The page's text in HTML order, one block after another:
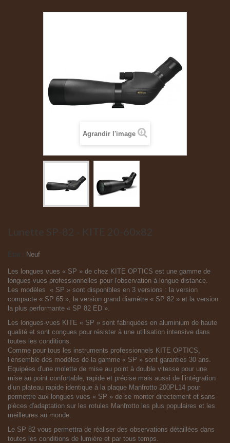
Agrandir l'image
Lunette SP-82 - KITE 20-60x82
Neuf
Les longues vues « SP » de chez KITE OPTICS est une gamme de
longues vues professionnelles pour l'observation à longue distance.
Les modèles « SP » sont disponibles en 3 versions : la version
compacte « SP 65 », la version grand diamètre « SP 82 » et la version
la plus performante « SP 82 ED ».
Les longues-vues KITE « SP » sont fabriquées en aluminium de haute
qualité et sont conçues pour résister à une utilisation intensive dans
toutes les conditions.
Comme pour tous les instruments professionnels KITE OPTICS,
l’ensemble des modèles de la gamme « SP » sont garanties 30 ans.
Equipées d'une molette de mise au point à double vitesse pour une
mise au point confortable, rapide et précise mais aussi de l’intégration
d’un plateau rapide identique à la plaque Manfrotto 200PL14 pour
permettre aux longues vues « SP » de se monter directement et sans
pièces d'adaptation sur les rotules Manfrotto les plus populaires et les
meilleures au monde.
Le SP 82 vous permettra de réaliser des observations détaillées dans
toutes les conditions de lumière et par tous temps.